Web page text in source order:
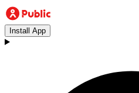
Install App